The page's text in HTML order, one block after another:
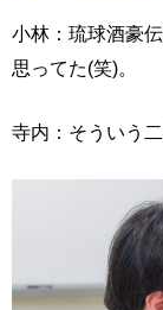
小林：琉球酒豪
思ってた(笑)。
寺内：そういう